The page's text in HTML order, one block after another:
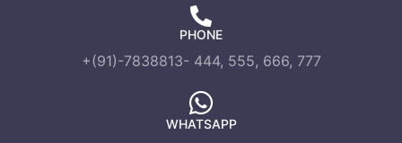
PHONE
+(91)-7838813- 444, 555, 666, 777
WHATSAPP